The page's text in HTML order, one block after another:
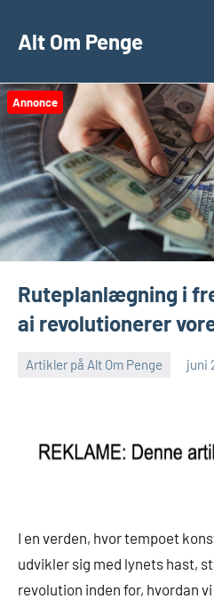
Alt Om Penge
Annonce
Ruteplanlægning i
ai revolutionerer
Artikler på Alt Om Penge juni
I en verden, hvor tempoet
udvikler sig med lynets hast,
revolution inden for, hvordan